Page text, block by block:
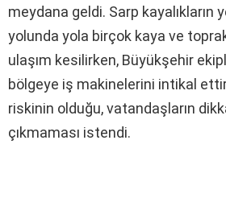
meydana geldi. Sarp kayalıkların
yolunda yola birçok kaya ve
ulaşım kesilirken, Büyükşehir
bölgeye iş makinelerini intikal
riskinin olduğu, vatandaşların
çıkmaması istendi.